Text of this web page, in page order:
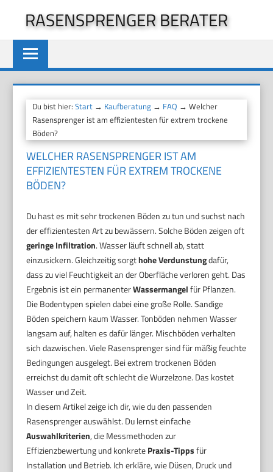
springen
RASENSPRENGER BERATER
Du bist hier:Start → Kaufberatung → FAQ → Welcher
Rasensprenger ist am effizientesten für extrem trockene
Böden?
WELCHER RASENSPRENGER IST AM
EFFIZIENTESTEN FÜR EXTREM TROCKENE
BÖDEN?
Du hast es mit sehr trockenen Böden zu tun und suchst nach
der effizientesten Art zu bewässern. Solche Böden zeigen oft
geringe Infiltration. Wasser läuft schnell ab, statt
einzusickern. Gleichzeitig sorgthohe Verdunstungdafür,
dass zu viel Feuchtigkeit an der Oberfläche verloren geht. Das
Ergebnis ist ein permanenterWassermangelfür Pflanzen.
Die Bodentypen spielen dabei eine große Rolle. Sandige
Böden speichern kaum Wasser. Tonböden nehmen Wasser
langsam auf, halten es dafür länger. Mischböden verhalten
sich dazwischen. Viele Rasensprenger sind für mäßig feuchte
Bedingungen ausgelegt. Bei extrem trockenen Böden
erreichst du damit oft schlecht die Wurzelzone. Das kostet
Wasser und Zeit.
In diesem Artikel zeige ich dir, wie du den passenden
Rasensprenger auswählst. Du lernst einfache
Auswahlkriterien, die Messmethoden zur
Effizienzbewertung und konkretePraxis-Tippsfür
Installation und Betrieb. Ich erkläre, wie Düsen, Druck und